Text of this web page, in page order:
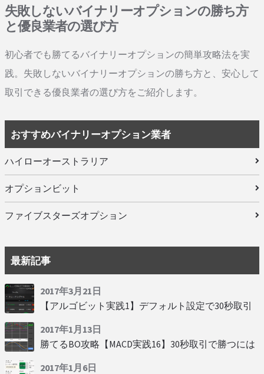
失敗しないバイナリーオプションの勝ち方
と優良業者の選び方
初心者でも勝てるバイナリーオプションの簡単攻略法を実
践。失敗しないバイナリーオプションの勝ち方と、安心して
取引できる優良業者の選び方をご紹介します。
おすすめバイナリーオプション業者
ハイローオーストラリア
オプションビット
ファイブスターズオプション
最新記事
2017年3月21日
【アルゴビット実践1】デフォルト設定で30秒取引
2017年1月13日
勝てるBO攻略【MACD実践16】30秒取引で勝つには
2017年1月6日